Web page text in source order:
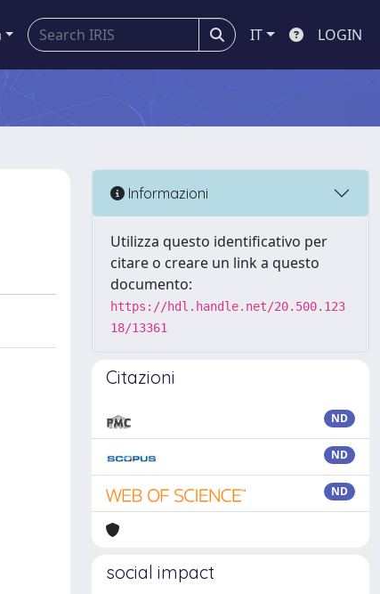
IT LOGIN
Informazioni
Utilizza questo identificativo per
citare o creare un link a questo
documento:
https://hdl.handle.net/20.500.123
18/13361
Citazioni
ND
ND
ND
social impact